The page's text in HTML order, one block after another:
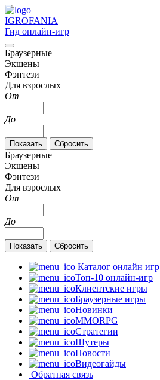
IGROFANIA
Гид онлайн-игр
Браузерные
Экшены
Фэнтези
Для взрослых
От
До
Браузерные
Экшены
Фэнтези
Для взрослых
От
До
Каталог онлайн игр
Топ-10 онлайн-игр
Клиентские игры
Браузерные игры
Новинки
MMORPG
Стратегии
Шутеры
Новости
Видеогайды
Обратная связь